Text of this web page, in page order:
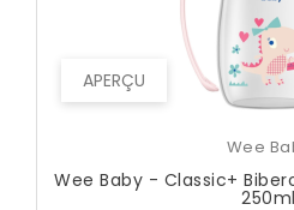
APERÇU
Wee
Wee Baby - Classic+
250ml